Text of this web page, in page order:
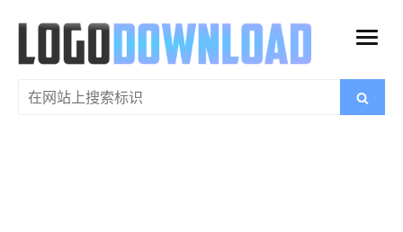
内
打
菜
搜
搜
索